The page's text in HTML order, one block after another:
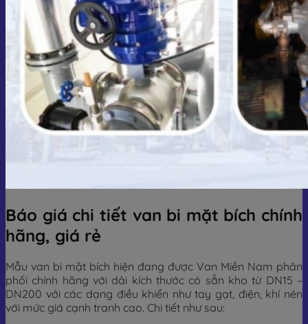
Báo giá chi tiết van bi mặt bích chính
hãng, giá rẻ
Mẫu van bi mặt bích hiện đang được Van Miền Nam phân
phối chính hãng với dải kích thước có sẵn kho từ DN15 –
DN200 với các dạng điều khiển như tay gạt, điện, khí nén
với mức giá cạnh tranh cao. Chi tiết như sau: